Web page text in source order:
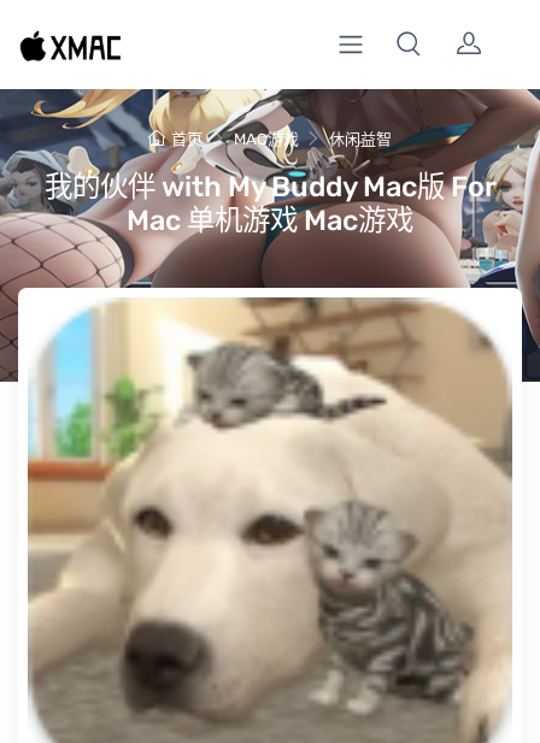
首页 MAC游戏 休闲益智
我的伙伴 with My Buddy Mac版 For
Mac 单机游戏 Mac游戏